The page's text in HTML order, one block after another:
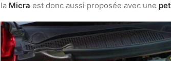
la Micra est donc aussi proposée avec une